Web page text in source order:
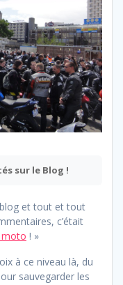
sur le Blog !
et tout et tout
c’était
! »
à ce niveau là, du
sauvegarder les